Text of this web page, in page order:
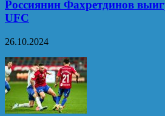
Россиянин Фахретдинов
UFC
26.10.2024